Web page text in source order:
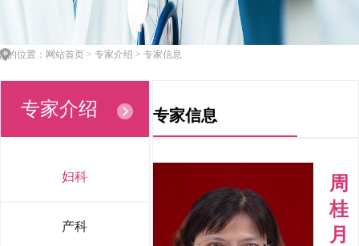
的位置：网站首页 > 专家介绍 > 专家信息
专家介绍
妇科
产科
专家信息
周
桂
月